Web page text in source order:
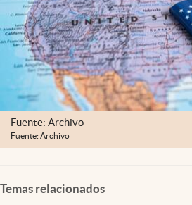
Fuente: Archivo
Fuente: Archivo
Temas relacionados